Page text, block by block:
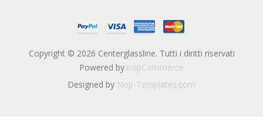
Copyright © 2026 Centerglassline. Tutti i diritti riservati
Powered by nopCommerce
Designed by Nop-Templates.com